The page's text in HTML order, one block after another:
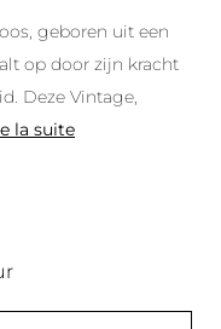
geboren uit een
op door zijn kracht
Deze Vintage,
la suite